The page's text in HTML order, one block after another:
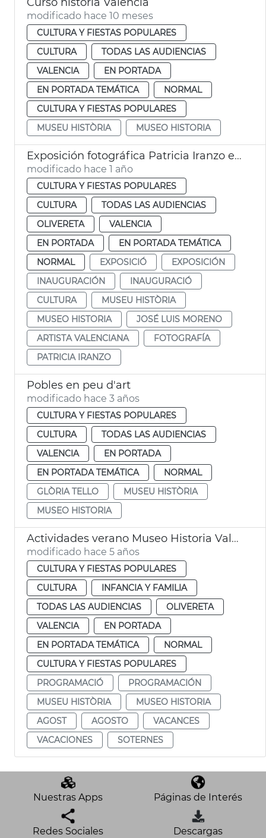
modificado hace 10 meses
CULTURA Y FIESTAS POPULARES
CULTURA
TODAS LAS AUDIENCIAS
VALENCIA
EN PORTADA
EN PORTADA TEMÁTICA
NORMAL
CULTURA Y FIESTAS POPULARES
MUSEU HISTÒRIA
MUSEO HISTORIA
Exposición fotográfica Patricia Iranzo en el Museo Historia de València
modificado hace 1 año
CULTURA Y FIESTAS POPULARES
CULTURA
TODAS LAS AUDIENCIAS
OLIVERETA
VALENCIA
EN PORTADA
EN PORTADA TEMÁTICA
NORMAL
EXPOSICIÓ
EXPOSICIÓN
INAUGURACIÓN
INAUGURACIÓ
CULTURA
MUSEU HISTÒRIA
MUSEO HISTORIA
JOSÉ LUIS MORENO
ARTISTA VALENCIANA
FOTOGRAFÍA
PATRICIA IRANZO
Pobles en peu d'art
modificado hace 3 años
CULTURA Y FIESTAS POPULARES
CULTURA
TODAS LAS AUDIENCIAS
VALENCIA
EN PORTADA
EN PORTADA TEMÁTICA
NORMAL
GLÒRIA TELLO
MUSEU HISTÒRIA
MUSEO HISTORIA
Actividades verano Museo Historia València
modificado hace 5 años
CULTURA Y FIESTAS POPULARES
CULTURA
INFANCIA Y FAMILIA
TODAS LAS AUDIENCIAS
OLIVERETA
VALENCIA
EN PORTADA
EN PORTADA TEMÁTICA
NORMAL
CULTURA Y FIESTAS POPULARES
PROGRAMACIÓ
PROGRAMACIÓN
MUSEU HISTÒRIA
MUSEO HISTORIA
AGOST
AGOSTO
VACANCES
VACACIONES
SOTERNES
Nuestras Apps Páginas de Interés
Redes Sociales Descargas